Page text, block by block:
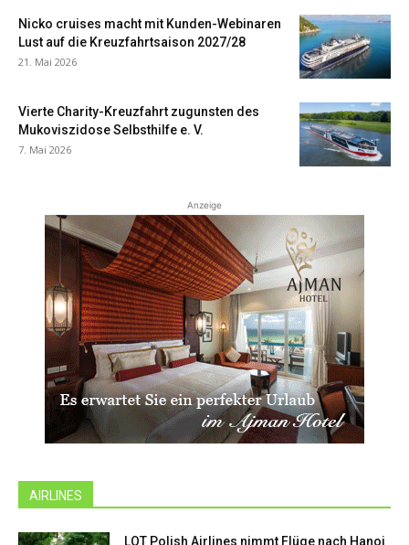
Nicko cruises macht mit Kunden-Webinaren
Lust auf die Kreuzfahrtsaison 2027/28
21. Mai 2026
Vierte Charity-Kreuzfahrt zugunsten des
Mukoviszidose Selbsthilfe e. V.
7. Mai 2026
Anzeige
AIRLINES
LOT Polish Airlines nimmt Flüge nach Hanoi